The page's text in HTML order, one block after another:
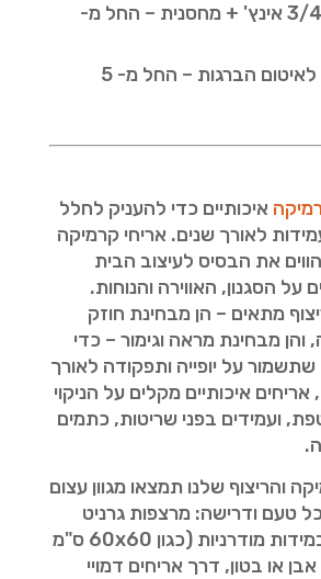
מסנן מים ראשי 3/4 אינץ' + מחסנית – החל מ-
גליל סרט טפלון לאיטום הברגות – החל מ- 5
איכותיים כדי להעניק לחלל
לאורך שנים. אריחי קרמיקה
את הבסיס לעיצוב הבית
על הסגנון, האווירה והנוחות.
מתאים – הן מבחינת חוזק
והן מבחינת מראה וגימור – כדי
על יופייה ותפקודה לאורך
אריחים איכותיים מקלים על הניקוי
ועמידים בפני שריטות, כתמים
והריצוף שלנו תמצאו מגוון עצום
טעם ודרישה: מרצפות גרניט
פורצלן גדולות במידות מודרניות (כגון 60x60 ס"מ
או בטון, דרך אריחים דמויי